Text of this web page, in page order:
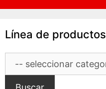
Línea de productos